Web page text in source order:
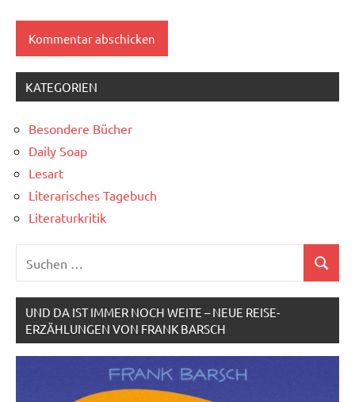
KATEGORIEN
Besondere Bücher
Daily Soap
Lesart
Literarisches Tagebuch
Literaturkritik
nach:
Suchen
UND DA IST IMMER NOCH WEITE – NEUE REISE-
ERZÄHLUNGEN VON FRANK BARSCH